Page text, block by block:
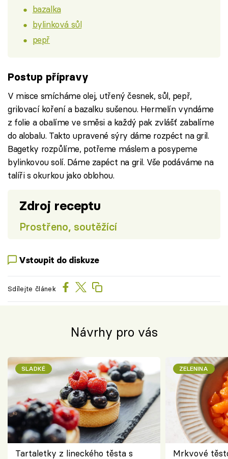
bazalka
bylinková sůl
pepř
Postup přípravy
V misce smícháme olej, utřený česnek, sůl, pepř,
grilovací koření a bazalku sušenou. Hermelín vyndáme
z folie a obalíme ve směsi a každý pak zvlášť zabalíme
do alobalu. Takto upravené sýry dáme rozpéct na gril.
Bagetky rozpůlíme, potřeme máslem a posypeme
bylinkovou solí. Dáme zapéct na gril. Vše podáváme na
talíři s okurkou jako oblohou.
Zdroj receptu
Prostřeno, soutěžící
Vstoupit do diskuze
Sdílejte článek
Návrhy pro vás
SLADKÉ
Tartaletky z lineckého těsta s
ZELENINA
Mrkvové